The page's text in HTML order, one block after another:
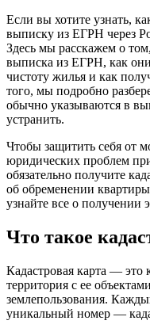
Если вы хотите узнать,
выписку из ЕГРН через
Здесь мы расскажем о
выписка из ЕГРН, как
чистоту жилья и как
того, мы подробно
обычно указываются в
устранить.
Чтобы защитить себя от
юридических проблем
обязательно получите
об обременении
узнайте все о получении
Что такое
Кадастровая карта — это
территория с ее
землепользования.
уникальный номер —